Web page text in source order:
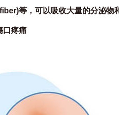
等，可以吸收大量的分泌物
口疼痛